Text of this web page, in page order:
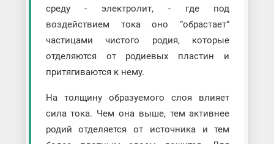
среду - электролит, - где под
воздействием тока оно “обрастает”
частицами чистого родия, которые
отделяются от родиевых пластин и
притягиваются к нему.
На толщину образуемого слоя влияет
сила тока. Чем она выше, тем активнее
родий отделяется от источника и тем